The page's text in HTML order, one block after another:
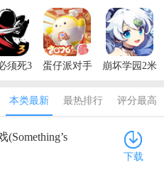
版
际服官方正
版
游
须死3
蛋仔派对手
崩坏学园2米
本类最新 最热排行 评分最高
下载